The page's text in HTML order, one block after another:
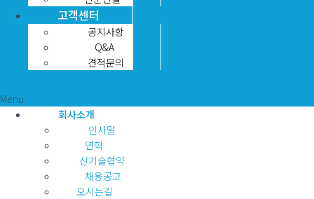
고객센터
공지사항
Q&A
견적문의
Menu
회사소개
인사말
연혁
신기술협약
채용공고
오시는길